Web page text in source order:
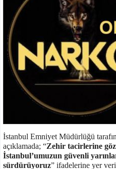
İstanbul Emniyet Müdürlüğü
açıklamada; “Zehir tacirlerine göz
İstanbul’umuzun güvenli
sürdürüyoruz” ifadelerine yer